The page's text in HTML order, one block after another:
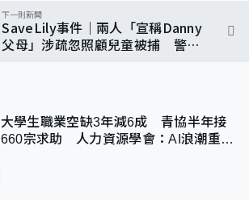
下一則新聞
SaveLily事件｜兩人「宣稱Danny
父母」涉疏忽照顧兒童被捕 警押
大學生職業空缺3年減6成 青協半年接
660宗求助 人力資源學會：AI浪潮重整